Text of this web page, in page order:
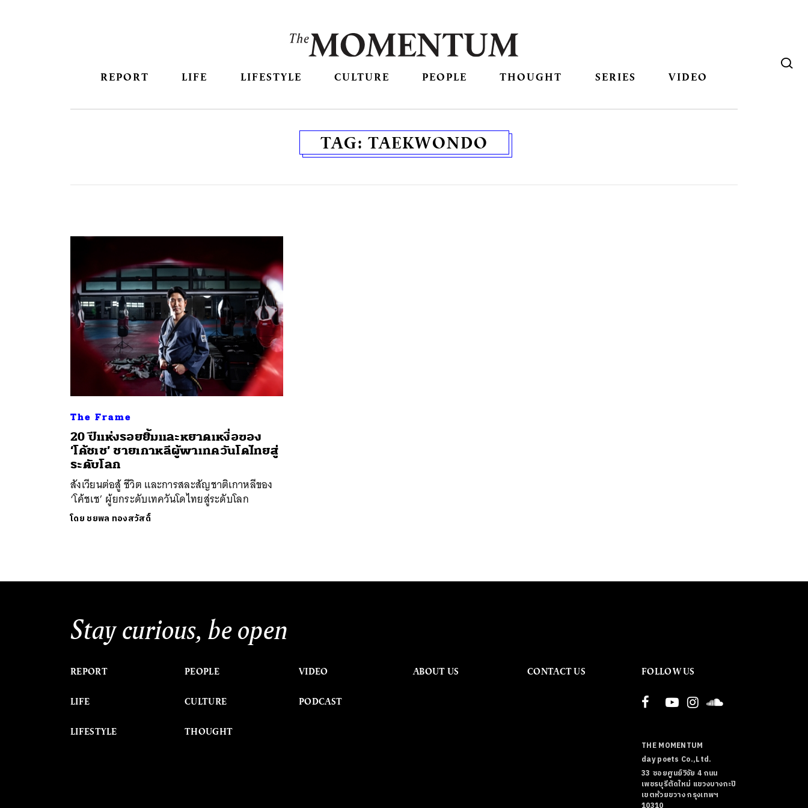
REPORT LIFE LIFESTYLE CULTURE PEOPLE THOUGHT SERIES VIDEO
TAG: TAEKWONDO
The Frame
20 ปีแห่งรอยยิ้มและหยาดเหงื่อของ
‘โค้ชเช’ ชายเกาหลีผู้พาเทควันโดไทยสู่
ระดับโลก
สังเวียนต่อสู้ ชีวิต และการสละสัญชาติเกาหลีของ
‘โค้ชเช’ ผู้ยกระดับเทควันโดไทยสู่ระดับโลก
โดย ชยพล ทองสวัสดิ์
Stay curious, be open
REPORT
LIFE
LIFESTYLE
PEOPLE
CULTURE
THOUGHT
VIDEO
PODCAST
ABOUT US CONTACT US FOLLOW US
THE MOMENTUM
day poets Co.,Ltd.
33 ซอยศูนย์วิจัย 4 ถนน
เพชรบุรีตัดใหม่ แขวงบางกะปิ
เขตห้วยขวาง กรุงเทพฯ
ค้นหา